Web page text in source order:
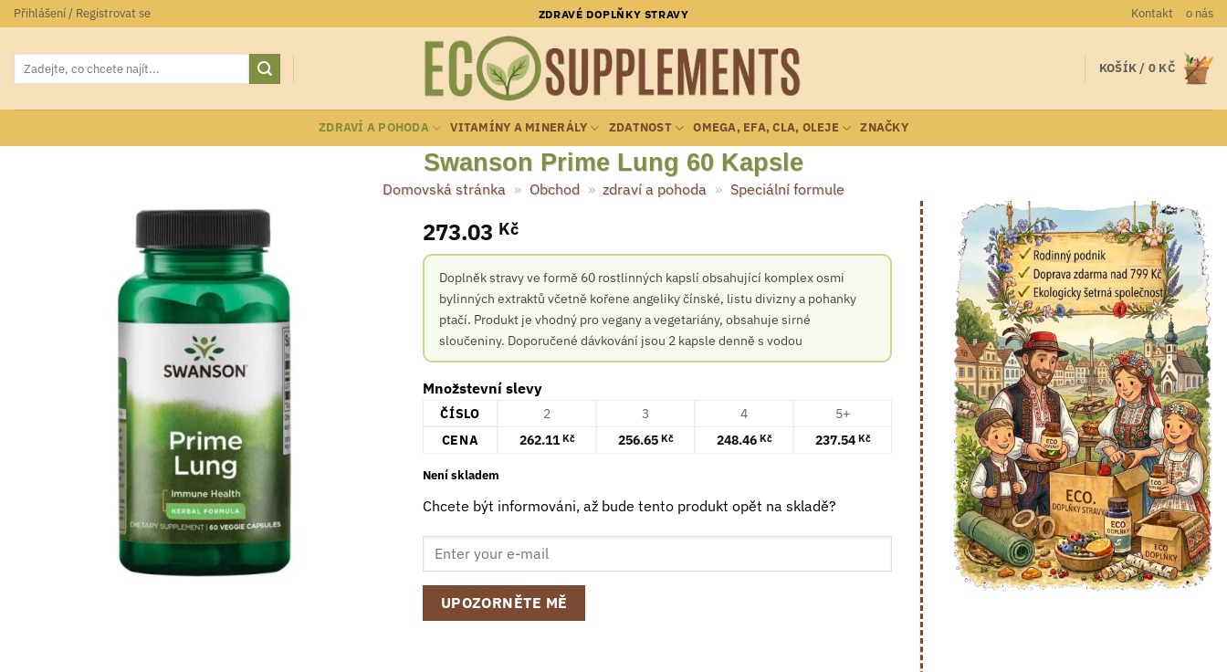
Přeskočit
na
obsah
Přihlášení / Registrovat se ZDRAVÉ DOPLŇKY STRAVY Kontakt o nás
Hledat: KOŠÍK / 0 KČ
ZDRAVÍ A POHODA VITAMÍNY A MINERÁLY ZDATNOST OMEGA, EFA, CLA, OLEJE ZNAČKY
Swanson Prime Lung 60 Kapsle
Domovská stránka » Obchod » zdraví a pohoda » Speciální formule
273.03 Kč
Doplněk stravy ve formě 60 rostlinných kapslí obsahující komplex osmi
bylinných extraktů včetně kořene angeliky čínské, listu divizny a pohanky
ptačí. Produkt je vhodný pro vegany a vegetariány, obsahuje sirné
sloučeniny. Doporučené dávkování jsou 2 kapsle denně s vodou
Množstevní slevy
ČÍSLO 2 3 4
5+
CENA
262.11Kč 256.65 Kč 248.46 Kč 237.54 Kč
Není skladem
Chcete být informováni, až bude tento produkt opět na skladě?
UPOZORNĚTE MĚ